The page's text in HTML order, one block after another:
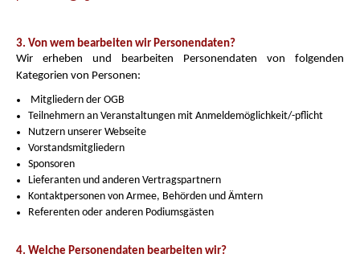
3. Von wem bearbeiten wir Personendaten?
Wir erheben und bearbeiten Personendaten von folgenden
Kategorien von Personen:
Mitgliedern der OGB
Teilnehmern an Veranstaltungen mit Anmeldemöglichkeit/-pflicht
Nutzern unserer Webseite
Vorstandsmitgliedern
Sponsoren
Lieferanten und anderen Vertragspartnern
Kontaktpersonen von Armee, Behörden und Ämtern
Referenten oder anderen Podiumsgästen
4. Welche Personendaten bearbeiten wir?